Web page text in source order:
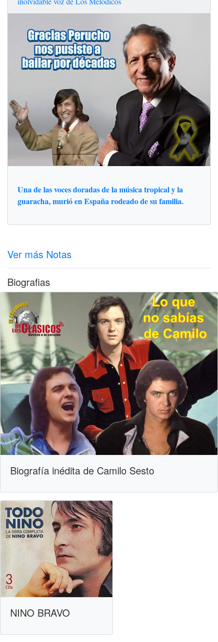
Una de las voces doradas de la música tropical y la
guaracha, murió en España rodeado de su familia.
Ver más Notas
Biografias
Biografía inédita de Camilo Sesto
NINO BRAVO